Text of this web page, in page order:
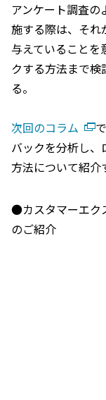
アンケート調査
施する際は、それ
与えていることを
クする方法まで
る。
次回のコラム
バックを分析し、
方法について紹介
●カスタマーエク
のご紹介